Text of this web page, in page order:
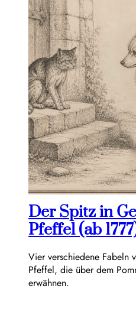
Der Spitz in
Pfeffel (ab
Vier verschiedene Fabeln
Pfeffel, die über dem
erwähnen.